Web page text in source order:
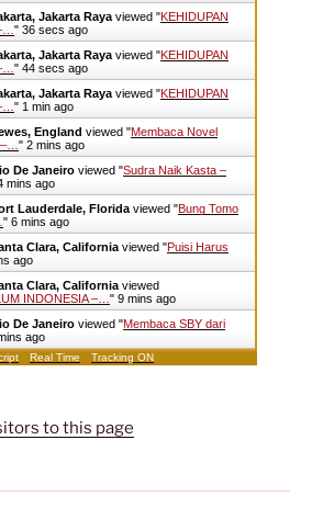
Jakarta Raya viewed "KEHIDUPAN
" 37 secs ago
Jakarta Raya viewed "KEHIDUPAN
" 45 secs ago
Jakarta Raya viewed "KEHIDUPAN
" 1 min ago
England viewed "Membaca Novel
" 2 mins ago
De Janeiro viewed "Sudra Naik Kasta –
mins ago
Lauderdale, Florida viewed "Bung Tomo
" 6 mins ago
Clara, California viewed "Puisi Harus
ago
Clara, California viewed
INDONESIA –… " 9 mins ago
De Janeiro viewed "Membaca SBY dari
ago
Real Time Tracking ON